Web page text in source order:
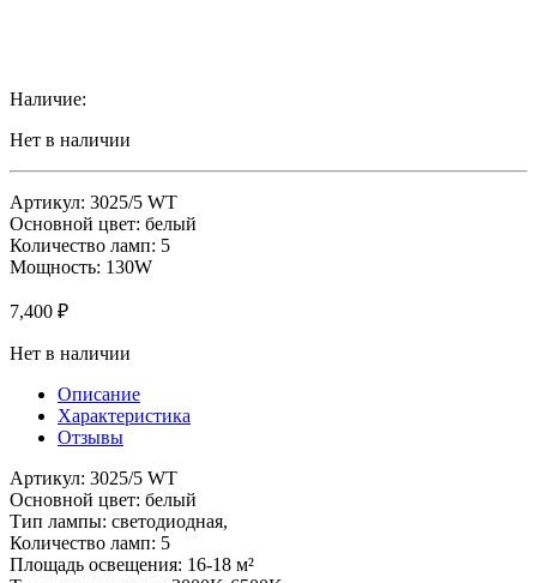
Наличие:
Нет в наличии
Артикул: 3025/5 WT
Основной цвет: белый
Количество ламп: 5
Мощность: 130W
7,400 ₽
Нет в наличии
Описание
Характеристика
Отзывы
Артикул: 3025/5 WT
Основной цвет: белый
Тип лампы: светодиодная,
Количество ламп: 5
Площадь освещения: 16-18 м²